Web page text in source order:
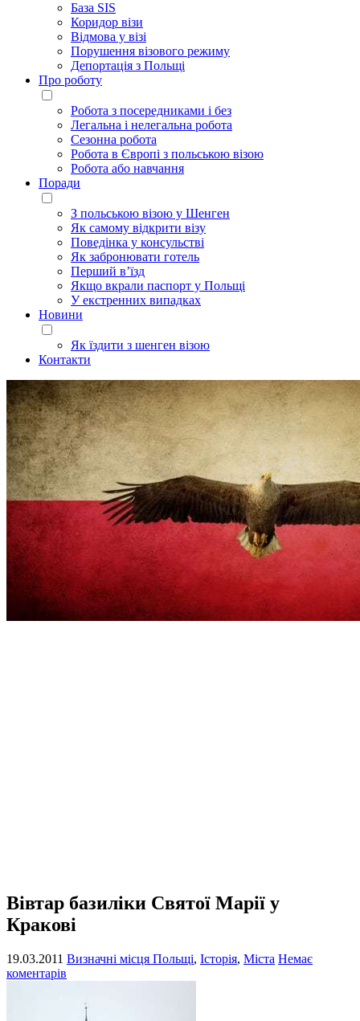
База SIS
Коридор візи
Відмова у візі
Порушення візового режиму
Депортація з Польщі
Про роботу
Робота з посередниками і без
Легальна і нелегальна робота
Сезонна робота
Робота в Європі з польською візою
Робота або навчання
Поради
З польською візою у Шенген
Як самому відкрити візу
Поведінка у консульстві
Як забронювати готель
Перший в’їзд
Якщо вкрали паспорт у Польщі
У екстренних випадках
Новини
Як їздити з шенген візою
Контакти
Вівтар базиліки Святої Марії у
Кракові
19.03.2011 Визначні місця Польщі, Історія, Міста Немає
коментарів